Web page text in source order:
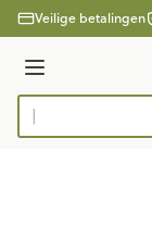
Ga naar de inhoud
Veilige betalingen
Menu
Product, merk,